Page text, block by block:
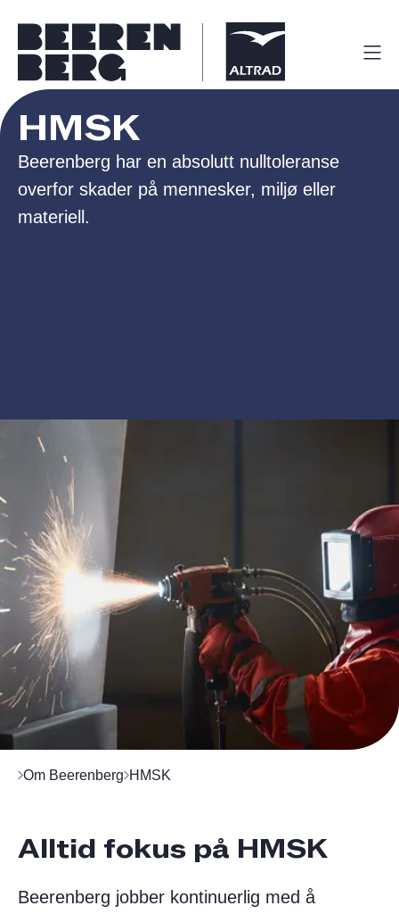
HMSK
Beerenberg har en absolutt nulltoleranse
overfor skader på mennesker, miljø eller
materiell.
Om Beerenberg HMSK
Alltid fokus på HMSK
Beerenberg jobber kontinuerlig med å